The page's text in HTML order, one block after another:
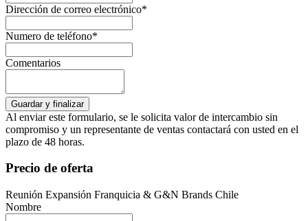
Dirección de correo electrónico*
Numero de teléfono*
Comentarios
Al enviar este formulario, se le solicita valor de intercambio sin
compromiso y un representante de ventas contactará con usted en el
plazo de 48 horas.
Precio de oferta
Reunión Expansión Franquicia & G&N Brands Chile
Nombre